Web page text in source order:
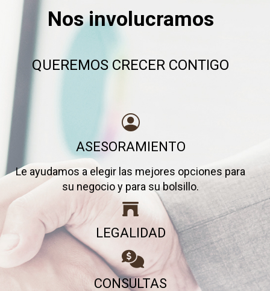
Nos involucramos
QUEREMOS CRECER CONTIGO
ASESORAMIENTO
Le ayudamos a elegir las mejores opciones para
su negocio y para su bolsillo.
LEGALIDAD
CONSULTAS